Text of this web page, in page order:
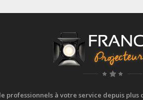
de professionnels à votre service depuis